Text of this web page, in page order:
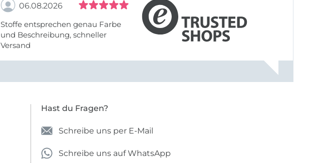
06.08.2026
Stoffe entsprechen genau Farbe
und Beschreibung, schneller
Versand
Hast du Fragen?
Schreibe uns per E-Mail
Schreibe uns auf WhatsApp